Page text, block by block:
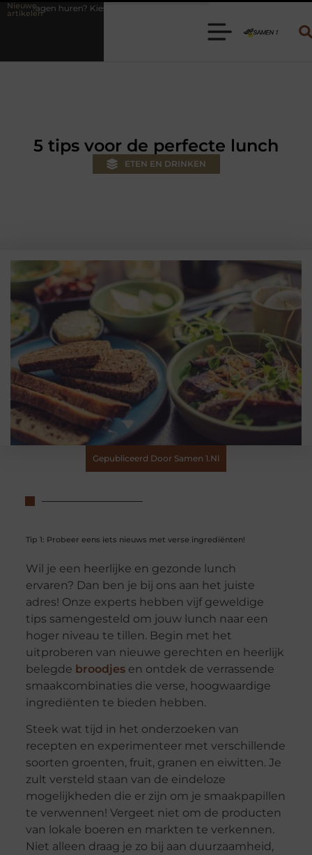
Nieuwe
artikelen
de juiste aanhanger voor jouw klus
5 tips voor de perfecte lunch
ETEN EN DRINKEN
Gepubliceerd Door Samen 1.nl
Tip 1: Probeer eens iets nieuws met verse ingrediënten!
Wil je een heerlijke en gezonde lunch
ervaren? Dan ben je bij ons aan het juiste
adres! Onze experts hebben vijf geweldige
tips samengesteld om jouw lunch naar een
hoger niveau te tillen. Begin met het
uitproberen van nieuwe gerechten en heerlijk
belegde broodjesen ontdek de verrassende
smaakcombinaties die verse, hoogwaardige
ingrediënten te bieden hebben.
Steek wat tijd in het onderzoeken van
recepten en experimenteer met verschillende
soorten groenten, fruit, granen en eiwitten. Je
zult versteld staan van de eindeloze
mogelijkheden die er zijn om je smaakpapillen
te verwennen! Vergeet niet om de producten
van lokale boeren en markten te verkennen.
Niet alleen draag je zo bij aan duurzaamheid,